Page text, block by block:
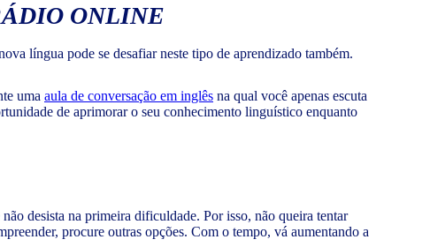
ONLINE
língua pode se desafiar neste tipo de aprendizado também.
uma aula de conversação em inglês na qual você apenas escuta
de aprimorar o seu conhecimento linguístico enquanto
desista na primeira dificuldade. Por isso, não queira tentar
procure outras opções. Com o tempo, vá aumentando a